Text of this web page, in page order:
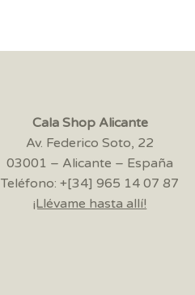
Cala Shop Alicante
Av. Federico Soto, 22
03001 – Alicante – España
Teléfono: +[34] 965 14 07 87
¡Llévame hasta allí!